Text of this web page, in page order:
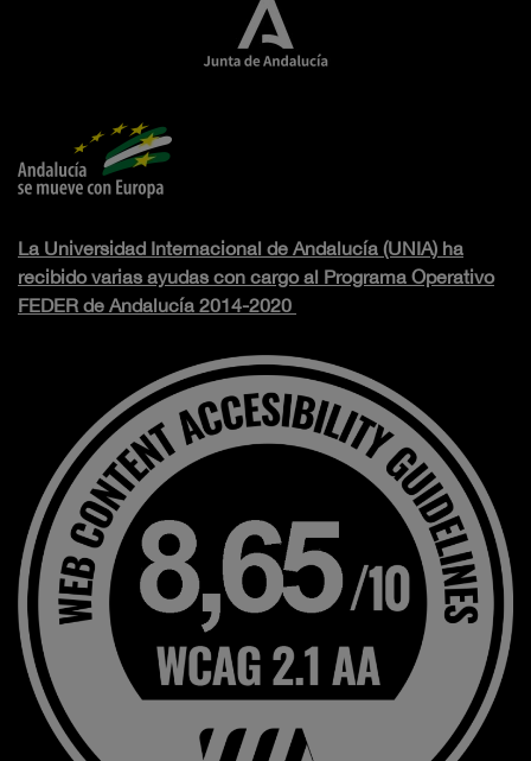
La Universidad Internacional de Andalucía (UNIA) ha
recibido varias ayudas con cargo al Programa Operativo
FEDER de Andalucía 2014-2020